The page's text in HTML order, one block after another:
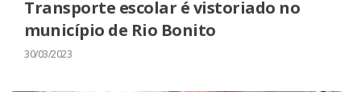
Transporte escolar é vistoriado no
município de Rio Bonito
30/03/2023